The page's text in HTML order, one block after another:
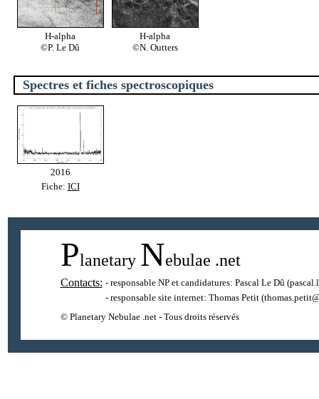
H-alpha
©P. Le Dû
H-alpha
©N. Outters
Spectres et fiches spectroscopiques
2016
Fiche: ICI
Planetary Nebulae .net
Contacts: - responsable NP et candidatures: Pascal Le Dû
- responsable site internet: Thomas Petit
© Planetary Nebulae .net - Tous droits réservés